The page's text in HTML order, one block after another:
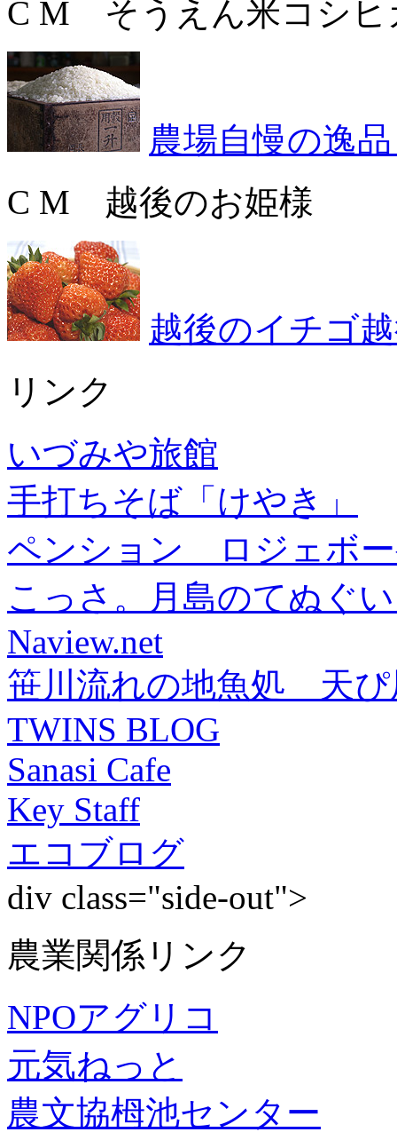
C M そうえん米コシヒ
農場自慢の逸
C M 越後のお姫様
越後のイチゴ
リンク
いづみや旅館
手打ちそば「けやき」
ペンション ロジェボ
こっさ。月島のてぬぐ
Naview.net
笹川流れの地魚処 天ぴ
TWINS BLOG
Sanasi Cafe
Key Staff
エコブログ
div class="side-out">
農業関係リンク
NPOアグリコ
元気ねっと
農文協栂池センター